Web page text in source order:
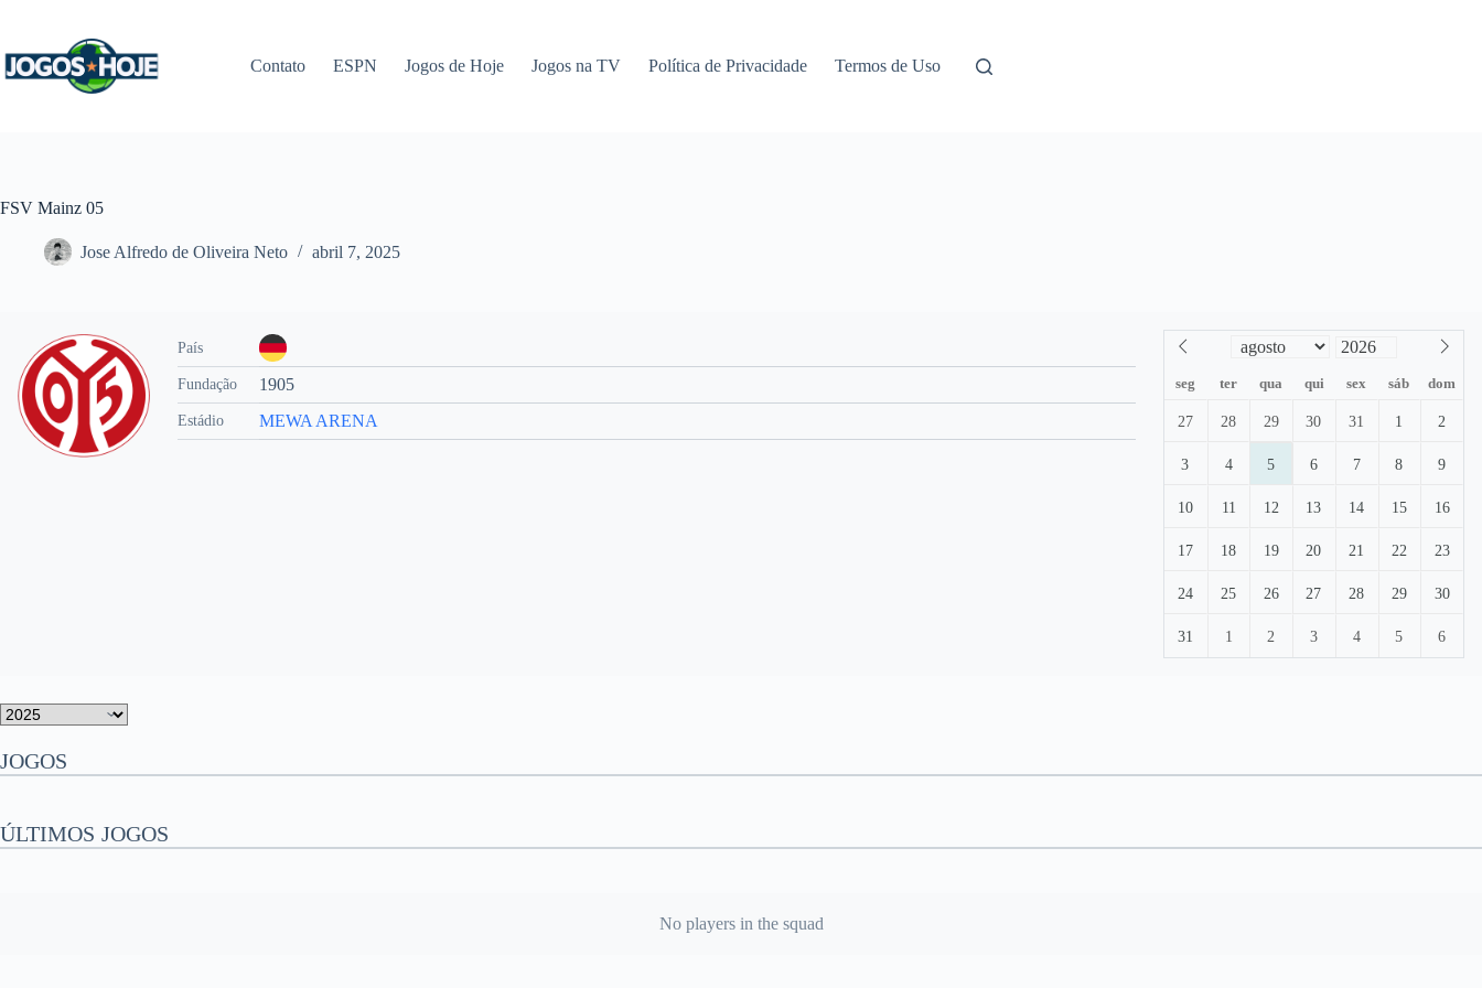
conteúdo
Contato ESPN Jogos de Hoje Jogos na TV Política de Privacidade Termos de Uso
FSV Mainz 05
Jose Alfredo de Oliveira Neto abril 7, 2025
País
Fundação 1905
Estádio MEWA ARENA
seg ter qua qui sex sáb dom
27 28 29 30 31 1 2
3 4 5 6 7 8 9
10 11 12 13 14 15 16
17 18 19 20 21 22 23
24 25 26 27 28 29 30
31 1 2 3 4 5 6
JOGOS
ÚLTIMOS JOGOS
No players in the squad